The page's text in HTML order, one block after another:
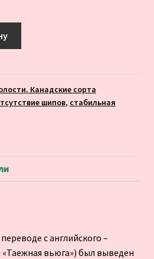
Канадские сорта
шипов, стабильная
с английского –
«Таежная вьюга») был выведен